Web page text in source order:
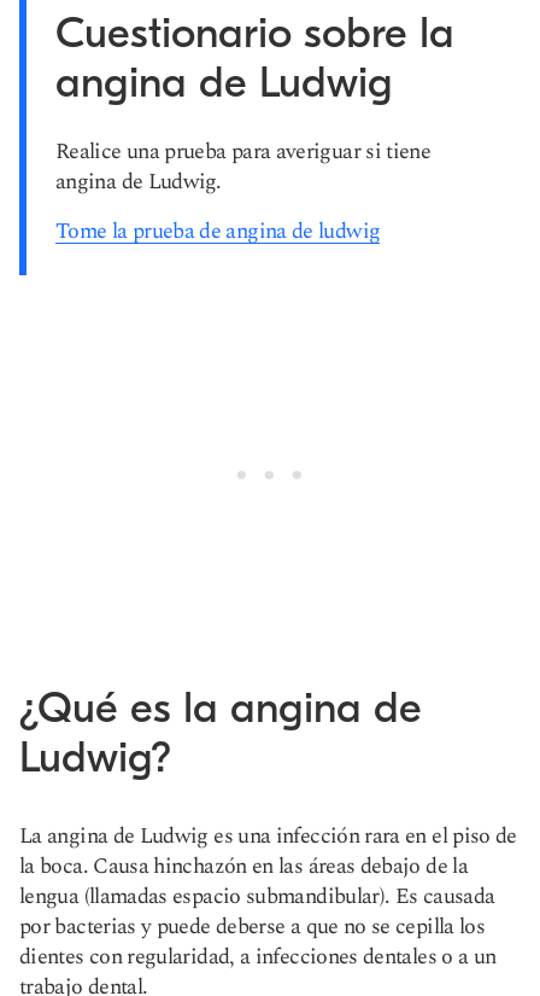
Cuestionario sobre la
angina de Ludwig
Realice una prueba para averiguar si tiene
angina de Ludwig.
Tome la prueba de angina de ludwig
¿Qué es la angina de
Ludwig?
La angina de Ludwig es una infección rara en el piso de
la boca. Causa hinchazón en las áreas debajo de la
lengua (llamadas espacio submandibular). Es causada
por bacterias y puede deberse a que no se cepilla los
dientes con regularidad, a infecciones dentales o a un
trabajo dental.